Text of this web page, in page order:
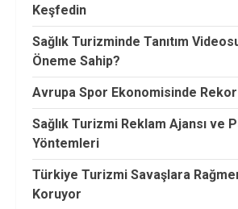
Keşfedin
Sağlık Turizminde Tanıtım
Öneme Sahip?
Avrupa Spor Ekonomisinde
Sağlık Turizmi Reklam Ajansı ve
Yöntemleri
Türkiye Turizmi Savaşlara
Koruyor